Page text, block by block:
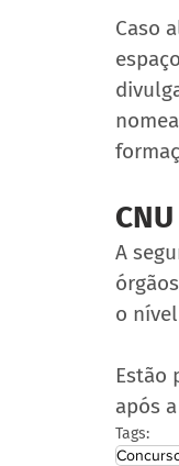
Caso
A
o
Estão
após
Tags: